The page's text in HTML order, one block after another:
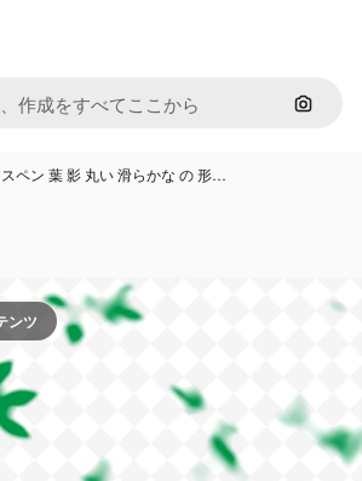
画像で
ペン 葉 影 丸い 滑らかな の 形…
ンツ